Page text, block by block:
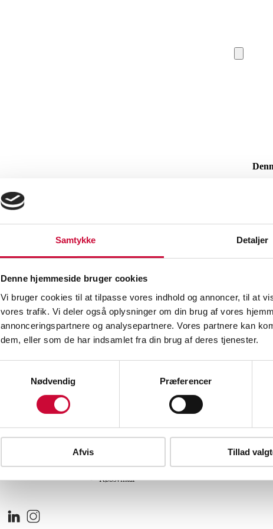
Samtykke Detaljer
Denne hjemmeside bruger cookies
Vi bruger cookies til at tilpasse vores indhold og annoncer, til at
vores trafik. Vi deler også oplysninger om din brug af vores
annonceringspartnere og analysepartnere. Vores partnere kan
dem, eller som de har indsamlet fra din brug af deres tjenester.
Nødvendig
Præferencer
Afvis Tillad
Lignende
Salgsvilkår
Persondatapolitik
Købsvilkår